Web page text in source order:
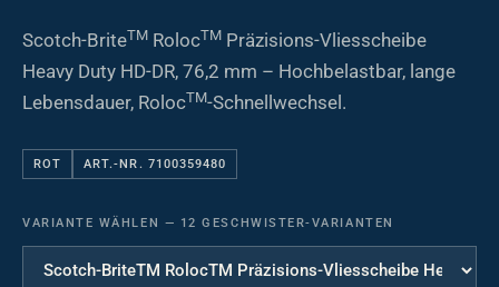
Scotch-BriteTM RolocTM Präzisions-Vliesscheibe
Heavy Duty HD-DR, 76,2 mm – Hochbelastbar, lange
Lebensdauer, RolocTM-Schnellwechsel.
ROT ART.-NR. 7100359480
VARIANTE WÄHLEN — 12 GESCHWISTER-VARIANTEN